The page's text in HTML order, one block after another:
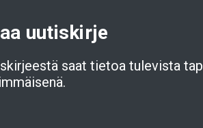
uutiskirje
saat tietoa tulevista